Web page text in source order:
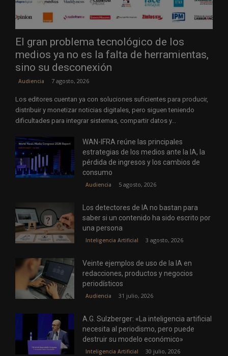
El gran problema tecnológico de los
medios ya no es la falta de herramientas,
sino su desconexión
Audiencia 7 agosto, 2026
Los editores cuentan ya con soluciones suficientes para producir,
distribuir y monetizar noticias digitales, pero siguen teniendo
dificultades para integrar sistemas, compartir datos y...
WAN-IFRA reúne las principales
estrategias de los medios ante la IA, la
pérdida de ingresos y los cambios de
consumo
Audiencia 5 agosto, 2026
Los detectores de IA no bastan para
saber si un contenido ha sido escrito por
una persona
Inteligencia Artificial 3 agosto, 2026
Veinte ejemplos de uso de la IA en
redacciones, productos y negocios
periodísticos
Audiencia 31 julio, 2026
A.G. Sulzberger: «La inteligencia artificial
necesita al periodismo, pero puede
destruir su modelo económico»
Inteligencia Artificial 30 julio, 2026